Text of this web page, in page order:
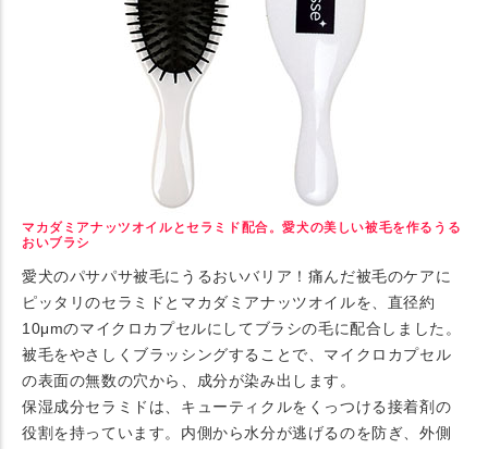
マカダミアナッツオイルとセラミド配合。愛犬の美しい被毛を作るうる
おいブラシ
愛犬のパサパサ被毛にうるおいバリア！痛んだ被毛のケアに
ピッタリのセラミドとマカダミアナッツオイルを、直径約
10μmのマイクロカプセルにしてブラシの毛に配合しました。
被毛をやさしくブラッシングすることで、マイクロカプセル
の表面の無数の穴から、成分が染み出します。
保湿成分セラミドは、キューティクルをくっつける接着剤の
役割を持っています。内側から水分が逃げるのを防ぎ、外側